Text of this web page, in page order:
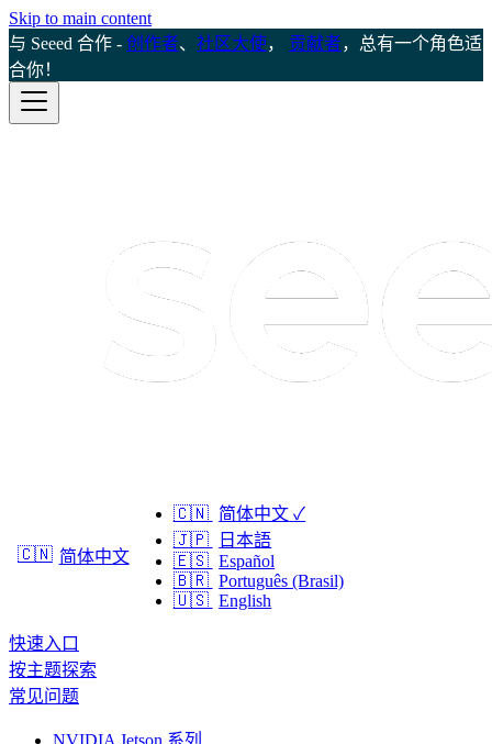
Skip to main content
与 Seeed 合作 - 创作者、 社区大使， 贡献者，总有一个角色适
合你！
🇨🇳 简体中文
🇨🇳 简体中文 ✓
🇯🇵
日本語
🇪🇸 Español
🇧🇷 Português (Brasil)
🇺🇸 English
快速入口
按主题探索
常见问题
NVIDIA Jetson 系列